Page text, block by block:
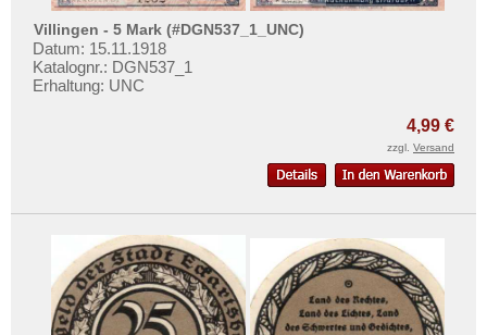
Lauterberg, Bad
Lebus
Leer
Lemgo
Lennep
Lenzen
Leobschütz
Mehr über...
Zahlungsbedingungen
Privatsphäre und Datenschutz
Villingen - 5 Mark (#DGN537_1_UNC)
Datum: 15.11.1918
Katalognr.: DGN537_1
Erhaltung: UNC
4,99 €
zzgl. Versand